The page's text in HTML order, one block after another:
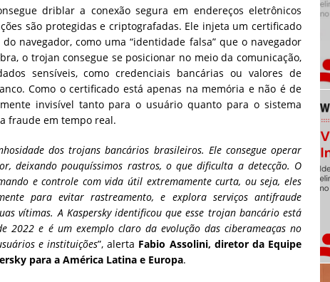
driblar a conexão segura em endereços eletrônicos
são protegidas e criptografadas. Ele injeta um certificado
navegador, como uma “identidade falsa” que o navegador
o trojan consegue se posicionar no meio da comunicação,
sensíveis, como credenciais bancárias ou valores de
Como o certificado está apenas na memória e não é de
invisível tanto para o usuário quanto para o sistema
fraude em tempo real.
dos trojans bancários brasileiros. Ele consegue operar
deixando pouquíssimos rastros, o que dificulta a detecção. O
e controle com vida útil extremamente curta, ou seja, eles
para evitar rastreamento, e explora serviços antifraude
vítimas. A Kaspersky identificou que esse trojan bancário está
2022 e é um exemplo claro da evolução das ciberameaças no
e instituições”, alerta Fabio Assolini, diretor da Equipe
para a América Latina e Europa.